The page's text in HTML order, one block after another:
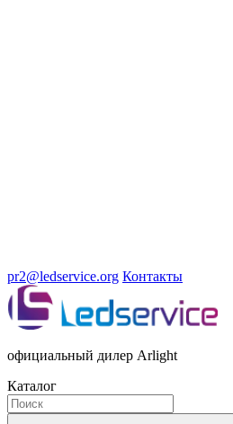
pr2@ledservice.org Контакты
официальный дилер Arlight
Каталог